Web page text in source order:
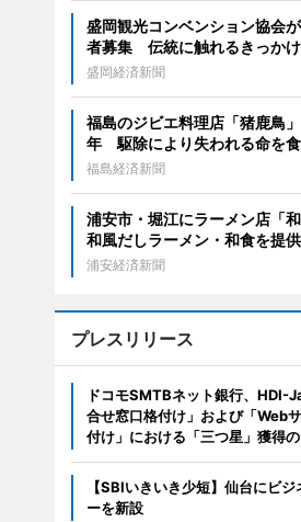
盛岡観光コンベンション協会
者募集 伝統に触れるきっか
盛岡経済新聞
福島のジビエ料理店「猪鹿鳥
年 駆除により失われる命を
福島経済新聞
浦安市・堀江にラーメン店「和
和風だしラーメン・和食を提供
浦安経済新聞
プレスリリース
ドコモSMTBネット銀行、HDI-
合せ窓口格付け」および「Web
付け」における「三つ星」獲得
【SBIいきいき少短】仙台にビジ
ーを新設